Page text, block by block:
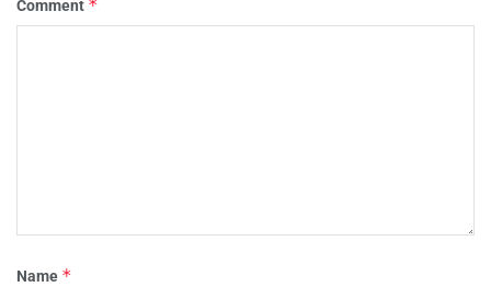
Comment *
Name *